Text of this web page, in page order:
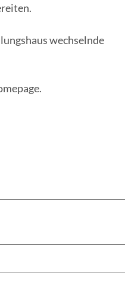
wechselnde